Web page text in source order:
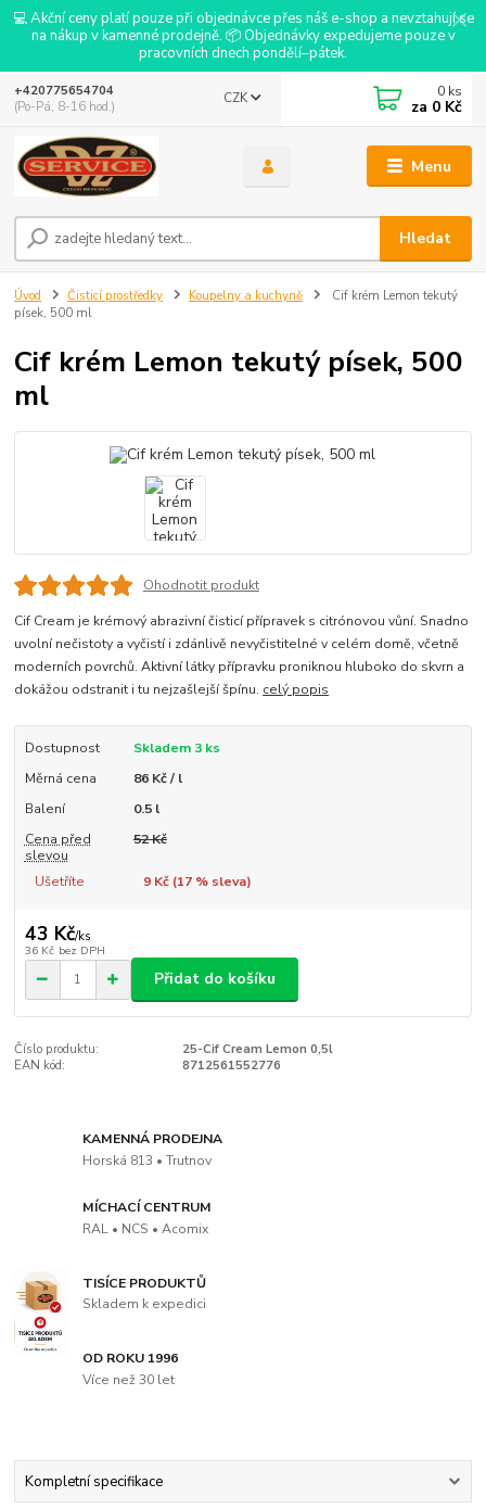
💻 Akční ceny platí pouze při objednávce přes náš e-shop a nevztahují se
na nákup v kamenné prodejně. 📦 Objednávky expedujeme pouze v
pracovních dnech pondělí–pátek.
Menu
CZK
Hledat
+420775654704
(Po-Pá, 8-16 hod.)
0 ks
za 0 Kč
Úvod Čisticí prostředky Koupelny a kuchyně
Cif krém Lemon tekutý
písek, 500 ml
Cif krém Lemon tekutý písek, 500
ml
Ohodnotit produkt
Cif Cream je krémový abrazivní čisticí přípravek s citrónovou vůní. Snadno
uvolní nečistoty a vyčistí i zdánlivě nevyčistitelné v celém domě, včetně
moderních povrchů. Aktivní látky přípravku proniknou hluboko do skvrn a
dokážou odstranit i tu nejzašlejší špínu. celý popis
Dostupnost
Skladem 3 ks
Měrná cena
86 Kč / l
Balení
0.5 l
Cena před
slevou
52 Kč
Ušetříte 9 Kč (17% sleva)
43 Kč/ks
36 Kč bez DPH
Přidat do košíku
Číslo produktu:
25-Cif Cream Lemon 0,5l
EAN kód:
8712561552776
KAMENNÁ PRODEJNA
Horská 813 • Trutnov
MÍCHACÍ CENTRUM
RAL • NCS • Acomix
TISÍCE PRODUKTŮ
Skladem k expedici
OD ROKU 1996
Více než 30 let
Kompletní specifikace